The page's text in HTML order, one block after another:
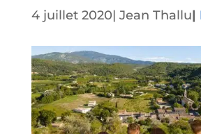
4 juillet 2020| Jean Thallu|